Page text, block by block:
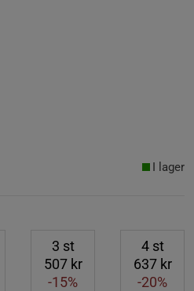
I lager
3 st
507 kr
-15%
4st
637 kr
-20%